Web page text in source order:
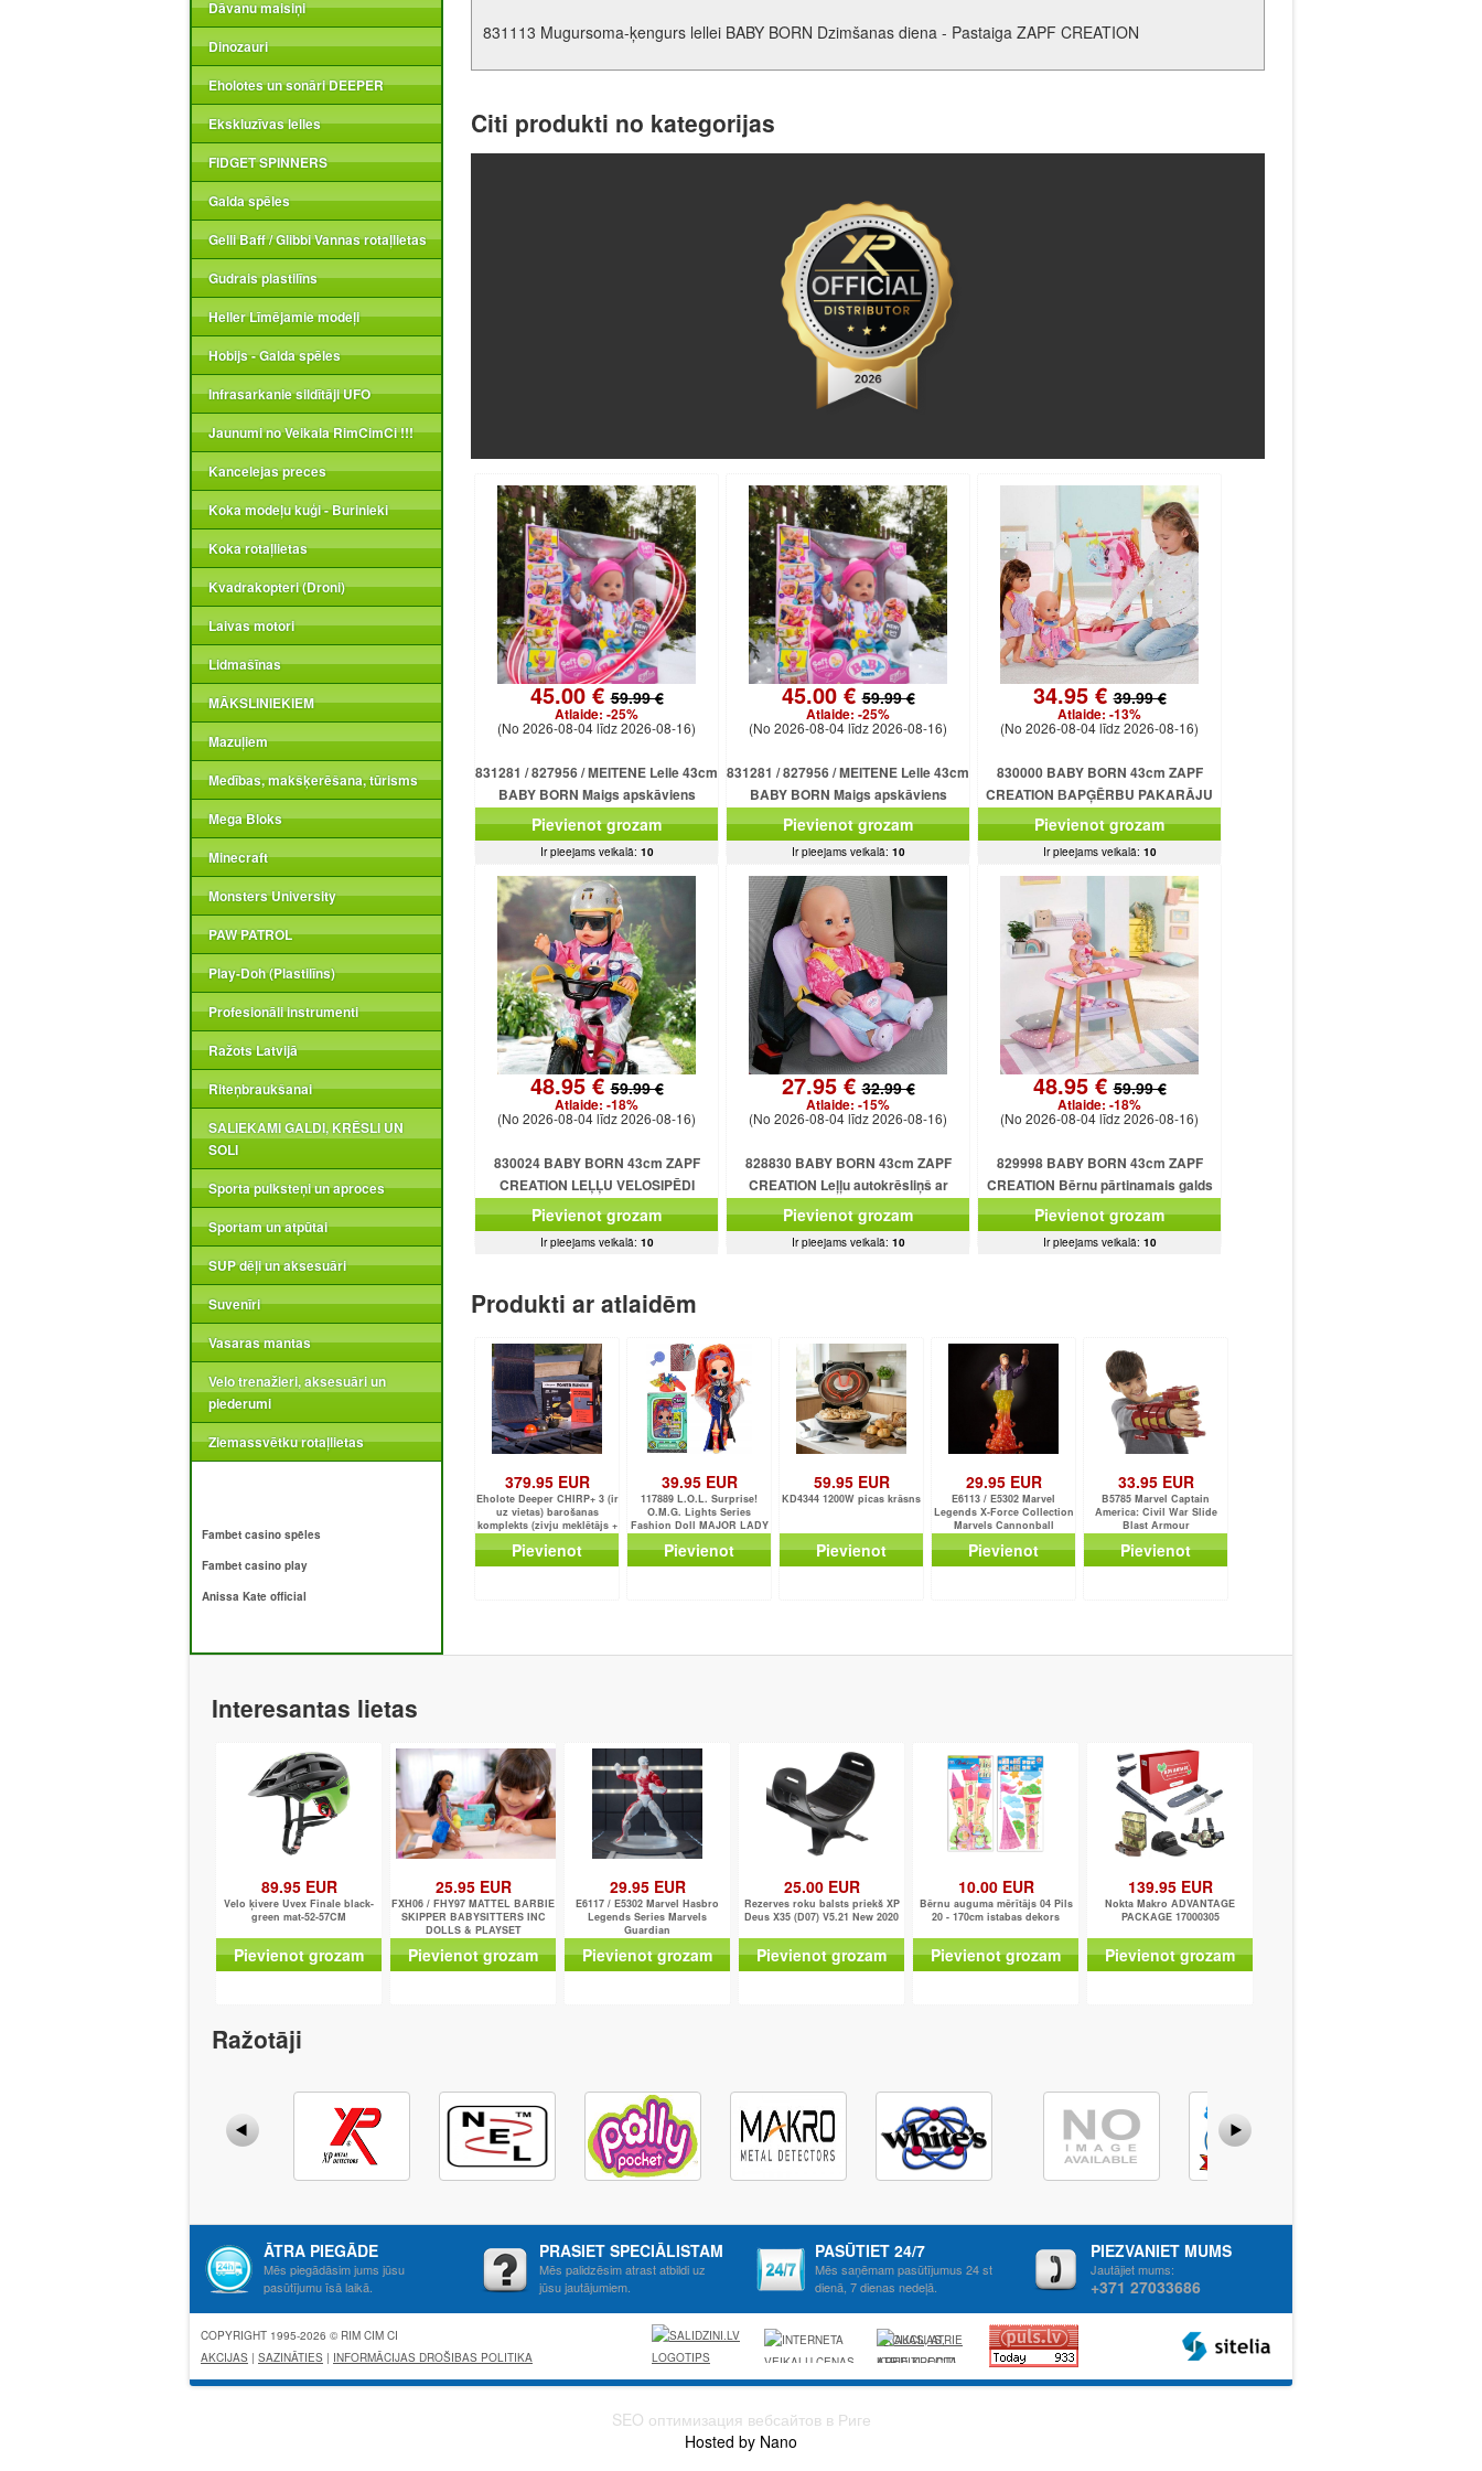
Dāvanu maisiņi
Dinozauri
Eholotes un sonāri DEEPER
Ekskluzīvas lelles
FIDGET SPINNERS
Galda spēles
Gelli Baff / Glibbi Vannas rotaļlietas
Gudrais plastilīns
Heller Līmējamie modeļi
Hobijs - Galda spēles
Infrasarkanie sildītāji UFO
Jaunumi no Veikala RimCimCi !!!
Kancelejas preces
Koka modeļu kuģi - Burinieki
Koka rotaļlietas
Kvadrakopteri (Droni)
Laivas motori
Lidmašīnas
MĀKSLINIEKIEM
Mazuļiem
Medības, makšķerēšana, tūrisms
Mega Bloks
Minecraft
Monsters University
PAW PATROL
Play-Doh (Plastilīns)
Profesionāli instrumenti
Ražots Latvijā
Riteņbraukšanai
SALIEKAMI GALDI, KRĒSLI UN
SOLI
Sporta pulksteņi un aproces
Sportam un atpūtai
SUP dēļi un aksesuāri
Suvenīri
Vasaras mantas
Velo trenažieri, aksesuāri un
piederumi
Ziemassvētku rotaļlietas
Fambet casino spēles
Fambet casino play
Anissa Kate official
831113 Mugursoma-ķengurs lellei BABY BORN Dzimšanas diena - Pastaiga ZAPF CREATION
Citi produkti no kategorijas
45.00 €59.99 €
Atlaide: -25%
(No 2026-08-04 līdz 2026-08-16)
831281 / 827956 / MEITENE Lelle 43cm
BABY BORN Maigs apskāviens
Ziemas mazulis ZAPF CREATION NEW
Pievienot grozam
Ir pieejams veikalā: 10
45.00 €59.99 €
Atlaide: -25%
(No 2026-08-04 līdz 2026-08-16)
831281 / 827956 / MEITENE Lelle 43cm
BABY BORN Maigs apskāviens
Ziemas mazulis ZAPF CREATION NEW
Pievienot grozam
Ir pieejams veikalā: 10
34.95 €39.99 €
Atlaide: -13%
(No 2026-08-04 līdz 2026-08-16)
830000 BABY BORN 43cm ZAPF
CREATION ВAPĢĒRBU PAKARĀJU
SKAPĪTĀJS
Pievienot grozam
Ir pieejams veikalā: 10
48.95 €59.99 €
Atlaide: -18%
(No 2026-08-04 līdz 2026-08-16)
830024 BABY BORN 43cm ZAPF
CREATION LEĻĻU VELOSIPĒDI
Pievienot grozam
Ir pieejams veikalā: 10
27.95 €32.99 €
Atlaide: -15%
(No 2026-08-04 līdz 2026-08-16)
828830 BABY BORN 43cm ZAPF
CREATION Leļļu autokrēsliņš ar
drošības jostām
Pievienot grozam
Ir pieejams veikalā: 10
48.95 €59.99 €
Atlaide: -18%
(No 2026-08-04 līdz 2026-08-16)
829998 BABY BORN 43cm ZAPF
CREATION Bērnu pārtinamais galds
Pievienot grozam
Ir pieejams veikalā: 10
Produkti ar atlaidēm
379.95 EUR
Eholote Deeper CHIRP+ 3 (ir
uz vietas) barošanas
komplekts (zivju meklētājs +
36 W saules panelis) N
Pievienot
39.95 EUR
117889 L.O.L. Surprise!
O.M.G. Lights Series
Fashion Doll MAJOR LADY
Pievienot
59.95 EUR
KD4344 1200W picas krāsns
Pievienot
29.95 EUR
E6113 / E5302 Marvel
Legends X-Force Collection
Marvels Cannonball
Pievienot
33.95 EUR
B5785 Marvel Captain
America: Civil War Slide
Blast Armour
Pievienot
Interesantas lietas
89.95 EUR
Velo ķivere Uvex Finale black-
green mat-52-57CM
Pievienot grozam
25.95 EUR
FXH06 / FHY97 MATTEL BARBIE
SKIPPER BABYSITTERS INC
DOLLS & PLAYSET
Pievienot grozam
29.95 EUR
E6117 / E5302 Marvel Hasbro
Legends Series Marvels
Guardian
Pievienot grozam
25.00 EUR
Rezerves roku balsts priekš XP
Deus X35 (D07) V5.21 New 2020
Pievienot grozam
10.00 EUR
Bērnu auguma mērītājs 04 Pils
20 - 170cm istabas dekors
Pievienot grozam
139.95 EUR
Nokta Makro ADVANTAGE
PACKAGE 17000305
Pievienot grozam
Ražotāji
ĀTRA PIEGĀDE
Mēs piegādāsim jums jūsu
pasūtījumu īsā laikā.
PRASIET SPECIĀLISTAM
Mēs palidzēsim atrast atbildi uz
jūsu jautājumiem.
PASŪTIET 24/7
Mēs saņēmam pasūtījumus 24 st
dienā, 7 dienas nedeļā.
PIEZVANIET MUMS
Jautājiet mums:
+371 27033686
COPYRIGHT 1995-2026 © RIM CIM CI
AKCIJAS | SAZINĀTIES | INFORMĀCIJAS DROŠIBAS POLITIKA
AKCIJAS, ATRIE
KREDITI, OCTA,
KASKO,
SEO оптимизация вебсайтов в Риге
Hosted by Nano